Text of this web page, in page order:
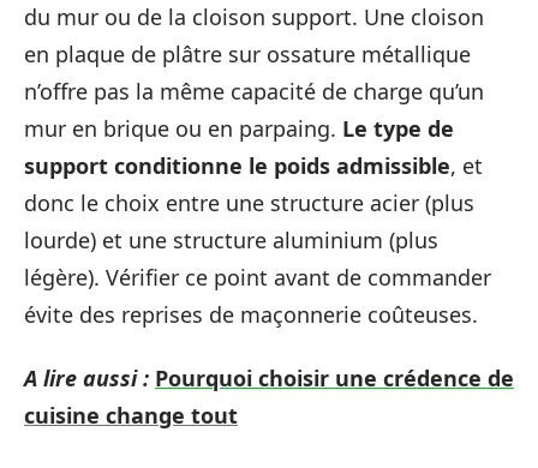
du mur ou de la cloison support. Une cloison
en plaque de plâtre sur ossature métallique
n’offre pas la même capacité de charge qu’un
mur en brique ou en parpaing. Le type de
support conditionne le poids admissible, et
donc le choix entre une structure acier (plus
lourde) et une structure aluminium (plus
légère). Vérifier ce point avant de commander
évite des reprises de maçonnerie coûteuses.
A lire aussi : Pourquoi choisir une crédence de
cuisine change tout